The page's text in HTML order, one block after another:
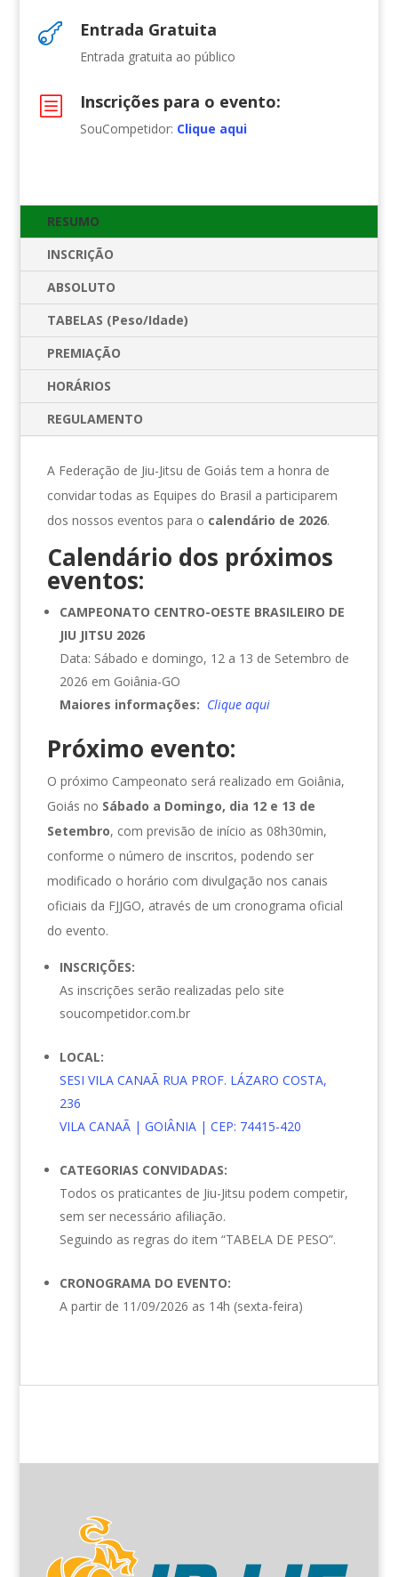
 Entrada Gratuita
Entrada gratuita ao público
b Inscrições para o evento:
SouCompetidor: Clique aqui
RESUMO
INSCRIÇÃO
ABSOLUTO
TABELAS (Peso/Idade)
PREMIAÇÃO
HORÁRIOS
REGULAMENTO
A Federação de Jiu-Jitsu de Goiás tem a honra de
convidar todas as Equipes do Brasil a participarem
dos nossos eventos para o calendário de 2026.
Calendário dos próximos
eventos:
CAMPEONATO CENTRO-OESTE BRASILEIRO DE
JIU JITSU 2026
Data: Sábado e domingo, 12 a 13 de Setembro de
2026 em Goiânia-GO
Maiores informações: Clique aqui
Próximo evento:
O próximo Campeonato será realizado em Goiânia,
Goiás no Sábado a Domingo, dia 12 e 13 de
Setembro, com previsão de início as 08h30min,
conforme o número de inscritos, podendo ser
modificado o horário com divulgação nos canais
oficiais da FJJGO, através de um cronograma oficial
do evento.
INSCRIÇÕES:
As inscrições serão realizadas pelo site
soucompetidor.com.br
LOCAL:
SESI VILA CANAÃ RUA PROF. LÁZARO COSTA,
236
VILA CANAÃ | GOIÂNIA | CEP: 74415-420
CATEGORIAS CONVIDADAS:
Todos os praticantes de Jiu-Jitsu podem competir,
sem ser necessário afiliação.
Seguindo as regras do item “TABELA DE PESO”.
CRONOGRAMA DO EVENTO:
A partir de 11/09/2026 as 14h (sexta-feira)